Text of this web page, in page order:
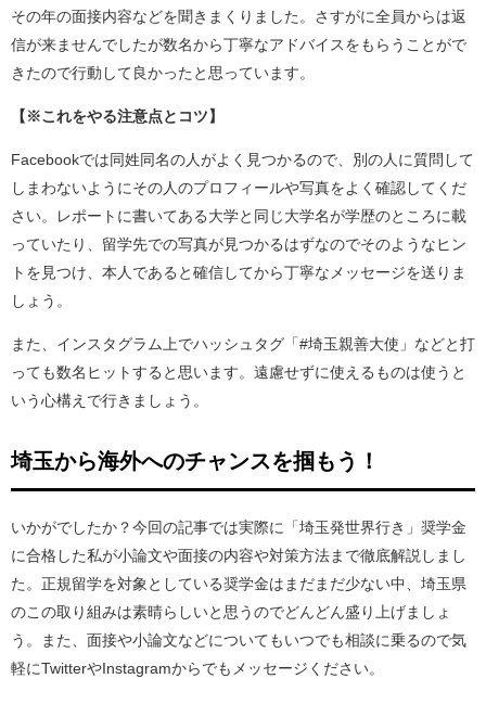
その年の面接内容などを聞きまくりました。さすがに全員からは返
信が来ませんでしたが数名から丁寧なアドバイスをもらうことがで
きたので行動して良かったと思っています。
【※これをやる注意点とコツ】
Facebookでは同姓同名の人がよく見つかるので、別の人に質問して
しまわないようにその人のプロフィールや写真をよく確認してくだ
さい。レポートに書いてある大学と同じ大学名が学歴のところに載
っていたり、留学先での写真が見つかるはずなのでそのようなヒン
トを見つけ、本人であると確信してから丁寧なメッセージを送りま
しょう。
また、インスタグラム上でハッシュタグ「#埼玉親善大使」などと打
っても数名ヒットすると思います。遠慮せずに使えるものは使うと
いう心構えで行きましょう。
埼玉から海外へのチャンスを掴もう！
いかがでしたか？今回の記事では実際に「埼玉発世界行き」奨学金
に合格した私が小論文や面接の内容や対策方法まで徹底解説しまし
た。正規留学を対象としている奨学金はまだまだ少ない中、埼玉県
のこの取り組みは素晴らしいと思うのでどんどん盛り上げましょ
う。また、面接や小論文などについてもいつでも相談に乗るので気
軽にTwitterやInstagramからでもメッセージください。